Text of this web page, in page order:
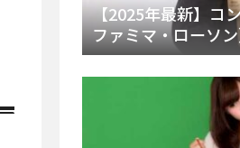
【2025年最新】コ
ファミマ・ローソ
ーは売ってる？販
類・値段を徹底調